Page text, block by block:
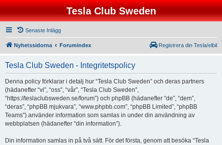
Tesla Club Sweden
Senaste Inlägg
Nyhetssidorna Forumindex Registrera din Tesla/elbil
Tesla Club Sweden - Integritetspolicy
Denna policy förklarar i detalj hur “Tesla Club Sweden” och deras partners
(hädanefter “vi”, “oss”, “vår”, “Tesla Club Sweden”,
“https://teslaclubsweden.se/forum”) och phpBB (hädanefter “de”, “dem”,
“deras”, “phpBB mjukvara”, “www.phpbb.com”, “phpBB Limited”, “phpBB
Teams”) använder information som samlas in under din användning av
webbplatsen (hädanefter “din information”).
Din information samlas in på två sätt. För det första, genom att besöka “Tesla